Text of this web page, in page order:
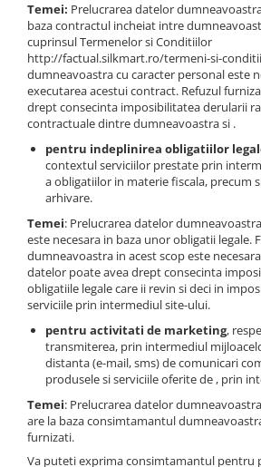
Temei: Prelucrarea datelor
baza contractul incheiat intre
cuprinsul Termenelor si Conditiilor
http://factual.silkmart.ro/termeni-si-
dumneavoastra cu caracter personal este
executarea acestui contract. Refuzul
drept consecinta imposibilitatea derularii
contractuale dintre dumneavoastra si .
pentru indeplinirea obligatiilor
contextul serviciilor prestate prin
a obligatiilor in materie fiscala, precum
arhivare.
Temei: Prelucrarea datelor
este necesara in baza unor obligatii legale.
dumneavoastra in acest scop este
datelor poate avea drept consecinta
obligatiile legale care ii revin si deci in
serviciile prin intermediul site-ului.
pentru activitati de marketing,
transmiterea, prin intermediul
distanta (e-mail, sms) de comunicari
produsele si serviciile oferite de , prin
Temei: Prelucrarea datelor
are la baza consimtamantul
furnizati.
Va puteti exprima consimtamantul pentru